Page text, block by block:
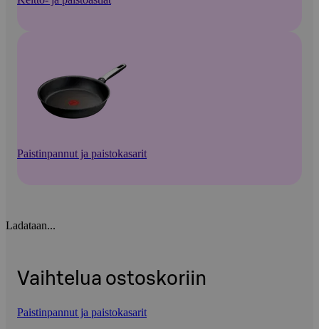
Paistinpannut ja paistokasarit
Ladataan...
Vaihtelua ostoskoriin
Paistinpannut ja paistokasarit